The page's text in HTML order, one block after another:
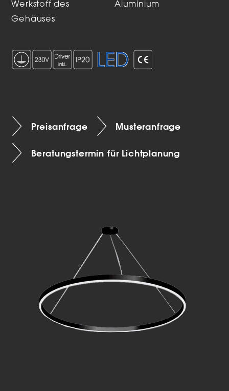
Werkstoff des
Gehäuses
Aluminium
Preisanfrage Musteranfrage
Beratungstermin für Lichtplanung